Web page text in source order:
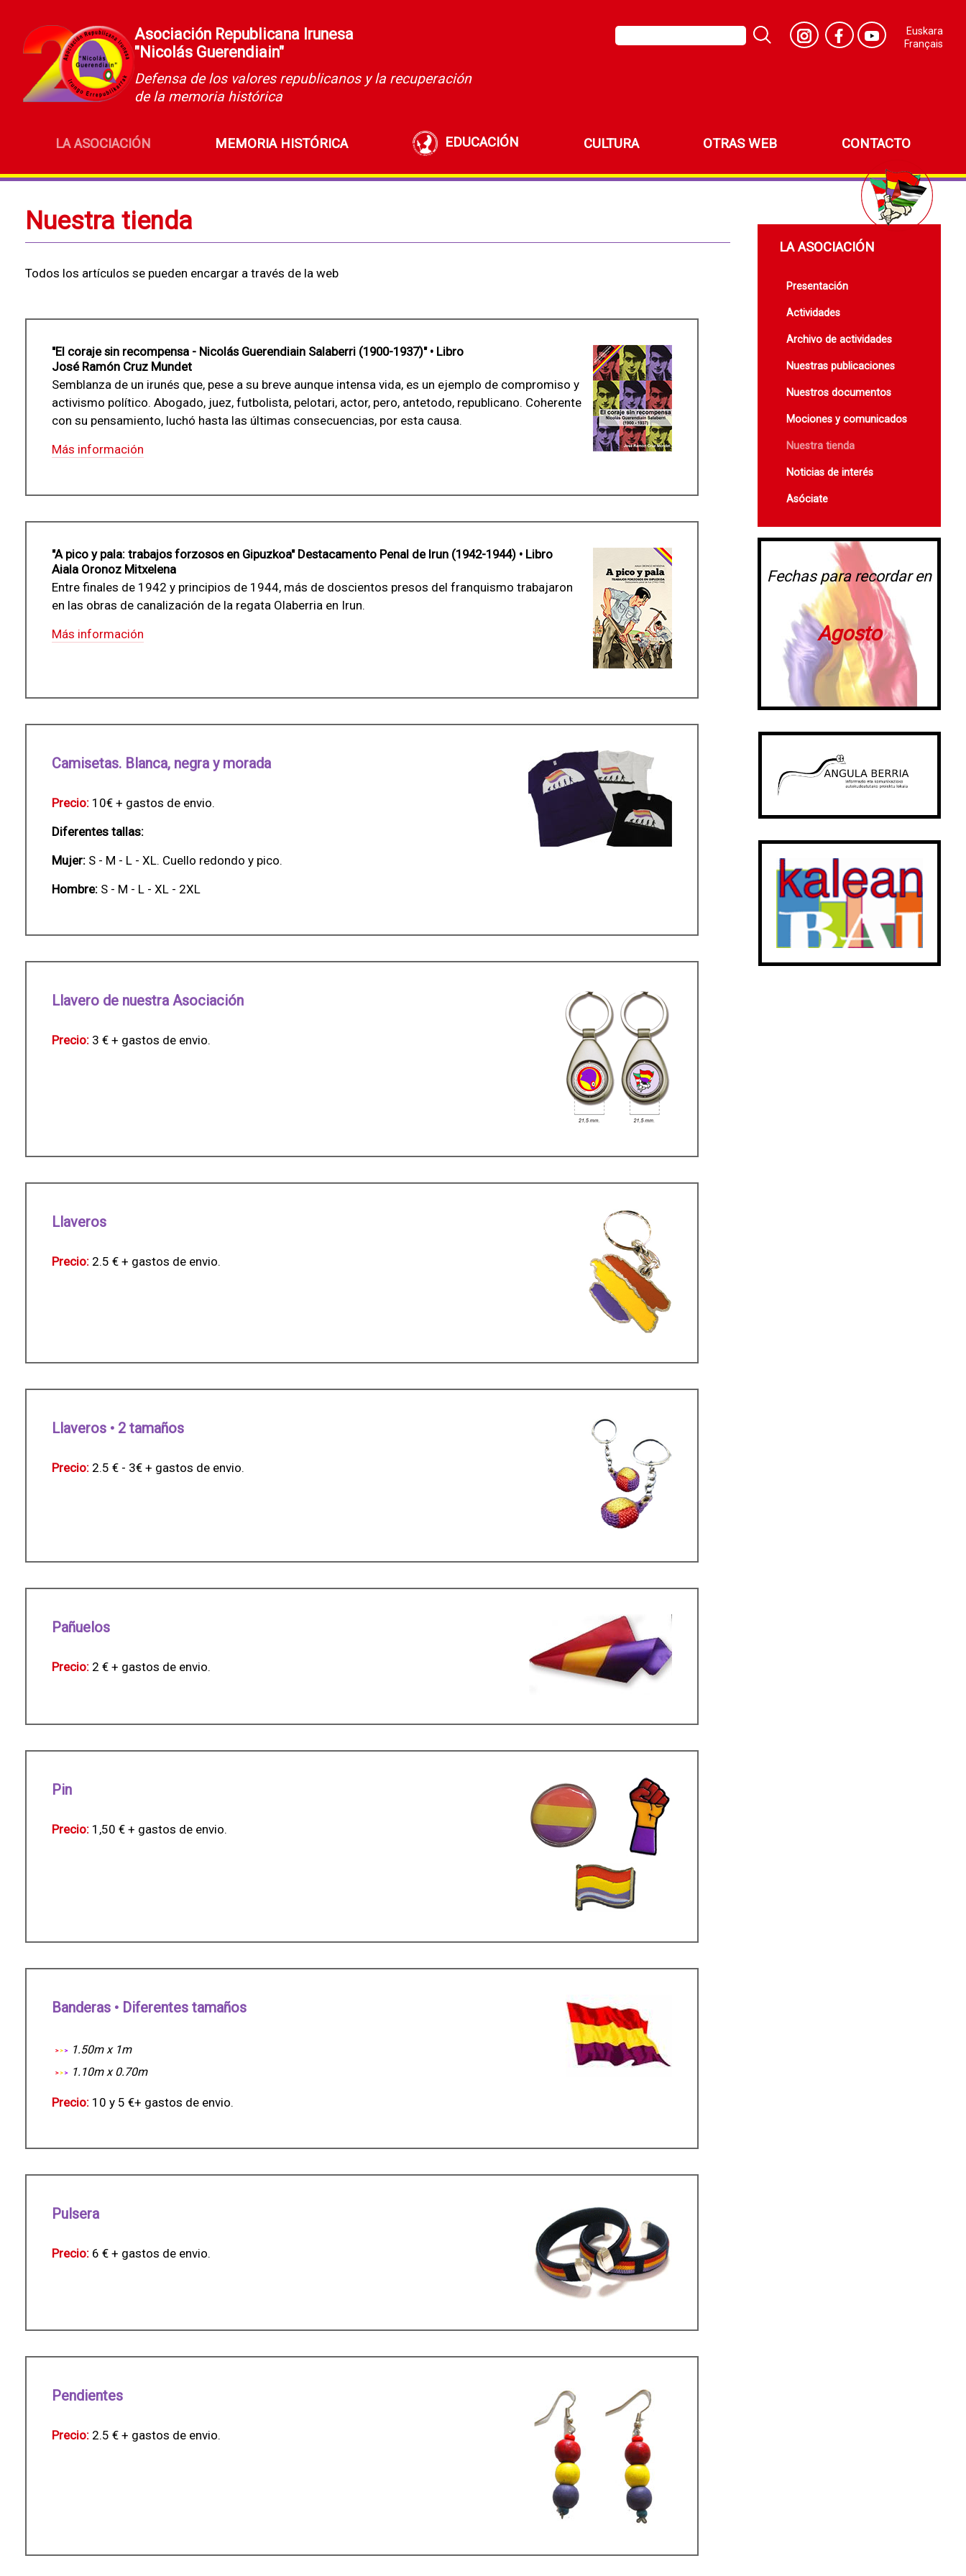
Asociación Republicana Irunesa
"Nicolás Guerendiain"
Defensa de los valores republicanos y la recuperación
de la memoria histórica
Euskara
Français
LA ASOCIACIÓN MEMORIA HISTÓRICA EDUCACIÓN CULTURA OTRAS WEB CONTACTO
Nuestra tienda
Todos los artículos se pueden encargar a través de la web
"El coraje sin recompensa - Nicolás Guerendiain Salaberri (1900-1937)" • Libro
José Ramón Cruz Mundet
Semblanza de un irunés que, pese a su breve aunque intensa vida, es un ejemplo de compromiso y
activismo político. Abogado, juez, futbolista, pelotari, actor, pero, antetodo, republicano. Coherente
con su pensamiento, luchó hasta las últimas consecuencias, por esta causa.
Más información
"A pico y pala: trabajos forzosos en Gipuzkoa" Destacamento Penal de Irun (1942-1944) • Libro
Aiala Oronoz Mitxelena
Entre finales de 1942 y principios de 1944, más de doscientos presos del franquismo trabajaron
en las obras de canalización de la regata Olaberria en Irun.
Más información
Camisetas. Blanca, negra y morada
Precio: 10€ + gastos de envio.
Diferentes tallas:
Mujer: S - M - L - XL. Cuello redondo y pico.
Hombre: S - M - L - XL - 2XL
Llavero de nuestra Asociación
Precio: 3 € + gastos de envio.
Llaveros
Precio: 2.5 € + gastos de envio.
Llaveros • 2 tamaños
Precio: 2.5 € - 3€ + gastos de envio.
Pañuelos
Precio: 2 € + gastos de envio.
Pin
Precio: 1,50 € + gastos de envio.
Banderas • Diferentes tamaños
1.50m x 1m
1.10m x 0.70m
Precio: 10 y 5 €+ gastos de envio.
Pulsera
Precio: 6 € + gastos de envio.
Pendientes
Precio: 2.5 € + gastos de envio.
LA ASOCIACIÓN
Presentación
Actividades
Archivo de actividades
Nuestras publicaciones
Nuestros documentos
Mociones y comunicados
Nuestra tienda
Noticias de interés
Asóciate
Fechas para recordar en
Agosto